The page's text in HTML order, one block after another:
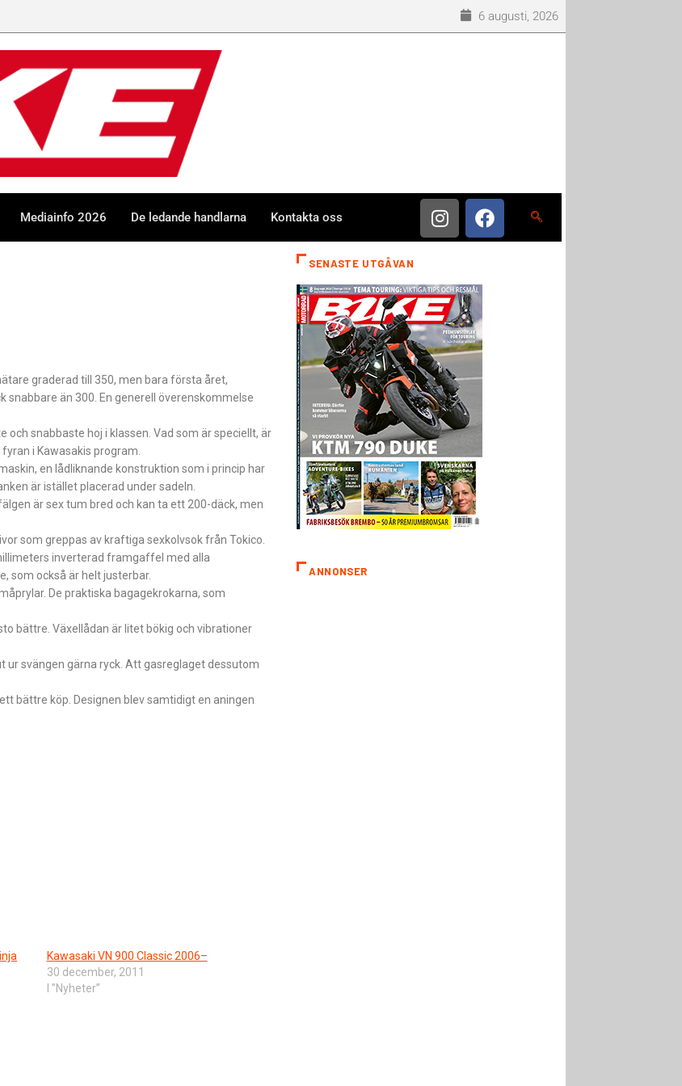
6 augusti, 2026
Mediainfo 2026 De ledande handlarna Kontakta oss
graderad till 350, men bara första året,
än 300. En generell överenskommelse
snabbaste hoj i klassen. Vad som är speciellt, är
i Kawasakis program.
en lådliknande konstruktion som i princip har
är istället placerad under sadeln.
är sex tum bred och kan ta ett 200-däck, men
som greppas av kraftiga sexkolvsok från Tokico.
inverterad framgaffel med alla
som också är helt justerbar.
De praktiska bagagekrokarna, som
bättre. Växellådan är litet bökig och vibrationer
svängen gärna ryck. Att gasreglaget dessutom
bättre köp. Designen blev samtidigt en aningen
Kawasaki VN 900 Classic 2006–
30 december, 2011
I ”Nyheter”
SENASTE UTGÅVAN
ANNONSER